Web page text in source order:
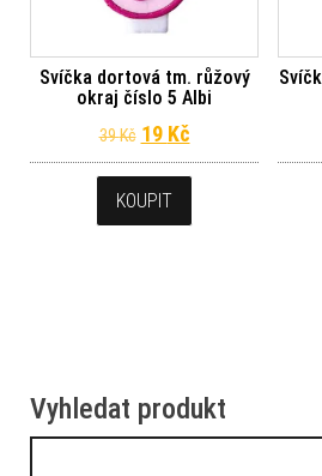
Svíčka dortová tm. růžový
okraj číslo 5 Albi
39Kč Původní cena byla:
19 KčAktuální cena
KOUPIT
Vyhledat produkt